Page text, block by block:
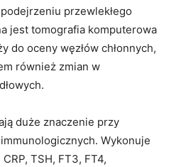
przewlekłego
jest tomografia komputerowa
do oceny węzłów chłonnych,
również zmian w
duże znaczenie przy
Wykonuje
TSH, FT3, FT4,